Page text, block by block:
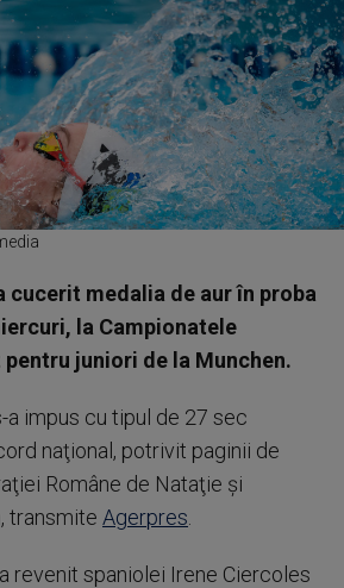
cucerit medalia de aur în proba
la Campionatele
pentru juniori de la Munchen.
a impus cu tipul de 27 sec
naţional, potrivit paginii de
Române de Nataţie şi
transmite Agerpres
revenit spaniolei Irene Ciercoles